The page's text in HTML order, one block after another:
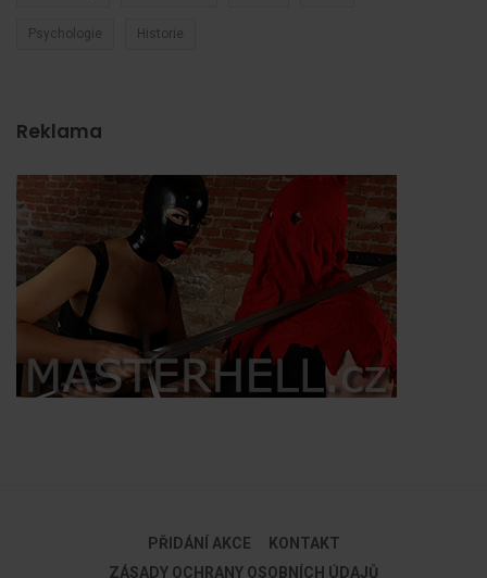
Psychologie Historie
Reklama
PŘIDÁNÍ AKCE
KONTAKT
ZÁSADY OCHRANY OSOBNÍCH ÚDAJŮ